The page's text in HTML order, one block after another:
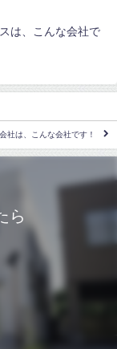
は、こんな会社で
社は、こんな会社です！
ら